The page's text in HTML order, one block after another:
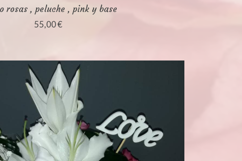
rosas , peluche , pink y base
55,00 €